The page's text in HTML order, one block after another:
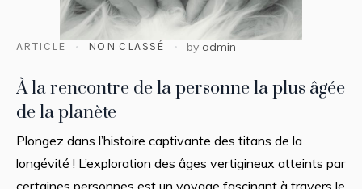
ARTICLE NON CLASSÉ by admin
À la rencontre de la personne la plus âgée
de la planète
Plongez dans l’histoire captivante des titans de la
longévité ! L’exploration des âges vertigineux atteints par